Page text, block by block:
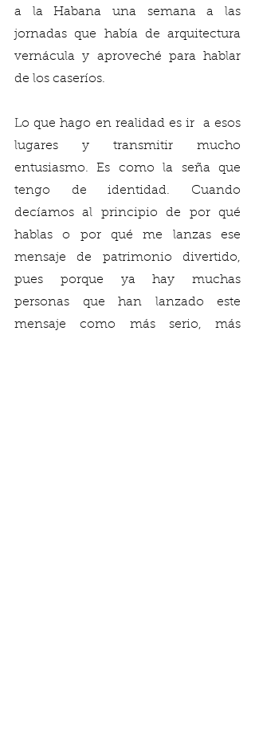
a la Habana una semana a las
jornadas que había de arquitectura
vernácula y aproveché para hablar
de los caseríos.
Lo que hago en realidad es ir  a esos
lugares y transmitir mucho
entusiasmo. Es como la seña que
tengo de identidad. Cuando
decíamos al principio de por qué
hablas o por qué me lanzas ese
mensaje de patrimonio divertido,
pues porque ya hay muchas
personas que han lanzado este
mensaje como más serio, más